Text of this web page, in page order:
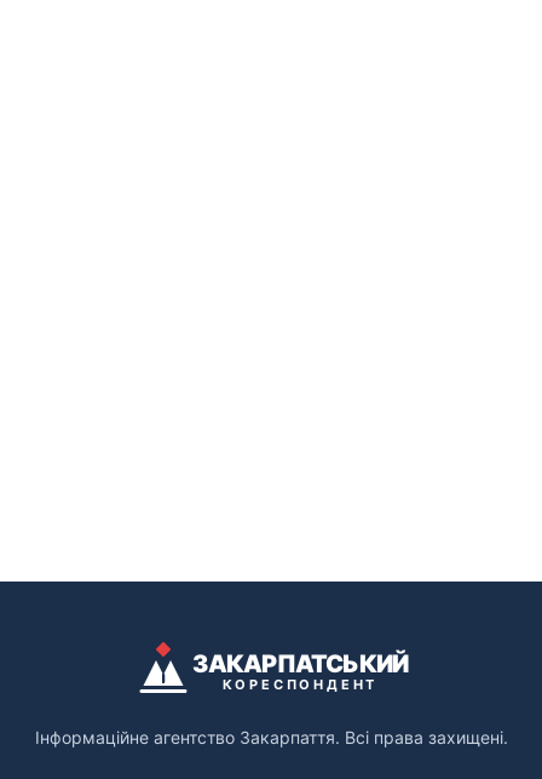
ЗАКАРПАТСЬКИЙ
КОРЕСПОНДЕНТ
Інформаційне агентство Закарпаття. Всі права захищені.